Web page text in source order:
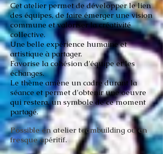
Cet atelier permet de développer le lien
des équipes, de faire émerger une vision
commune et valoriser la créativité
collective.
Une belle expérience humaine et
artistique à partager.
Favorise la cohésion d'équipe et les
échanges.
Le thème amène un cadre durant la
séance et permet d'obtenir une oeuvre
qui restera, un symbole de ce moment
partagé.
Possible en atelier teambuilding ou en
fresque apéritif.